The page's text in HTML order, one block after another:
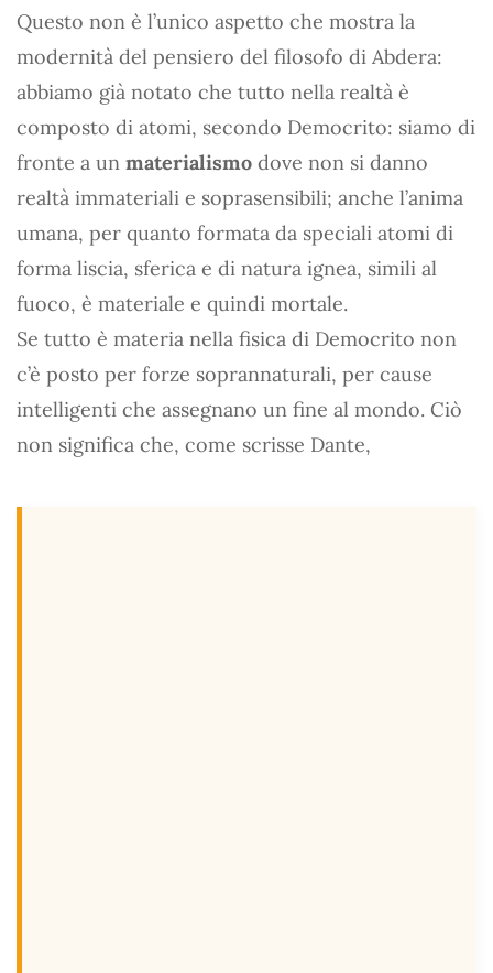
Questo non è l’unico aspetto che mostra la
modernità del pensiero del filosofo di Abdera:
abbiamo già notato che tutto nella realtà è
composto di atomi, secondo Democrito: siamo di
fronte a un materialismo dove non si danno
realtà immateriali e soprasensibili; anche l’anima
umana, per quanto formata da speciali atomi di
forma liscia, sferica e di natura ignea, simili al
fuoco, è materiale e quindi mortale.
Se tutto è materia nella fisica di Democrito non
c’è posto per forze soprannaturali, per cause
intelligenti che assegnano un fine al mondo. Ciò
non significa che, come scrisse Dante,